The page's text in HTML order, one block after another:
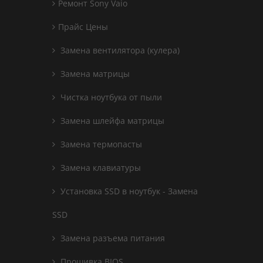
Ремонт Sony Vaio
Прайс Цены
Замена вентилятора (кулера)
Замена матрицы
Чистка ноутбука от пыли
Замена шлейфа матрицы
Замена термопасты
Замена клавиатуры
Установка SSD в ноутбук - Замена
SSD
Замена разъема питания